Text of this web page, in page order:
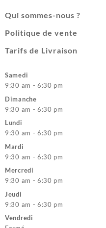
Qui sommes-nous ?
Politique de vente
Tarifs de Livraison
Samedi
9:30 am - 6:30 pm
Dimanche
9:30 am - 6:30 pm
Lundi
9:30 am - 6:30 pm
Mardi
9:30 am - 6:30 pm
Mercredi
9:30 am - 6:30 pm
Jeudi
9:30 am - 6:30 pm
Vendredi